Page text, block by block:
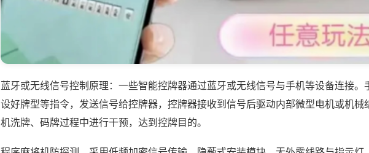
蓝牙或无线信号控制原理：一些智能控牌器通过蓝牙或无线信号与手机等设备连接。
设好牌型等指令，发送信号给控牌器，控牌器接收到信号后驱动内部微型电机或机械
机洗牌、码牌过程中进行干预，达到控牌目的。